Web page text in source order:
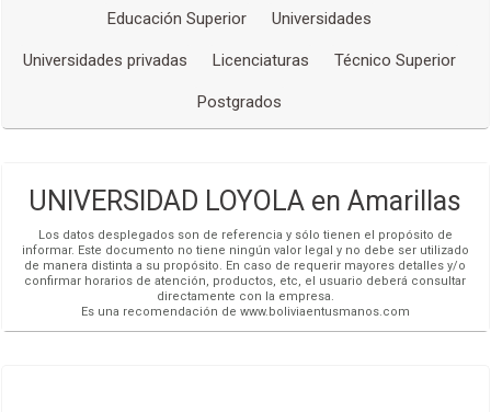
Educación Superior Universidades
Universidades privadas Licenciaturas Técnico Superior
Postgrados
UNIVERSIDAD LOYOLA en Amarillas
Los datos desplegados son de referencia y sólo tienen el propósito de
informar. Este documento no tiene ningún valor legal y no debe ser utilizado
de manera distinta a su propósito. En caso de requerir mayores detalles y/o
confirmar horarios de atención, productos, etc, el usuario deberá consultar
directamente con la empresa.
Es una recomendación de www.boliviaentusmanos.com